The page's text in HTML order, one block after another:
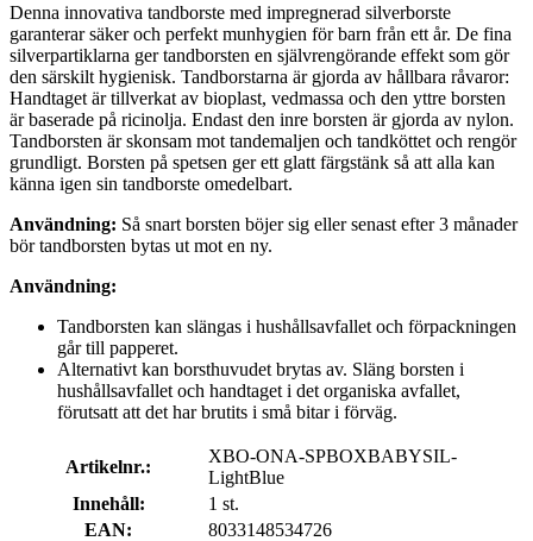
Denna innovativa tandborste med impregnerad silverborste
garanterar säker och perfekt munhygien för barn från ett år. De fina
silverpartiklarna ger tandborsten en självrengörande effekt som gör
den särskilt hygienisk. Tandborstarna är gjorda av hållbara råvaror:
Handtaget är tillverkat av bioplast, vedmassa och den yttre borsten
är baserade på ricinolja. Endast den inre borsten är gjorda av nylon.
Tandborsten är skonsam mot tandemaljen och tandköttet och rengör
grundligt. Borsten på spetsen ger ett glatt färgstänk så att alla kan
känna igen sin tandborste omedelbart.
Användning: Så snart borsten böjer sig eller senast efter 3 månader
bör tandborsten bytas ut mot en ny.
Användning:
Tandborsten kan slängas i hushållsavfallet och förpackningen
går till papperet.
Alternativt kan borsthuvudet brytas av. Släng borsten i
hushållsavfallet och handtaget i det organiska avfallet,
förutsatt att det har brutits i små bitar i förväg.
Artikelnr.:
XBO-ONA-SPBOXBABYSIL-
LightBlue
Innehåll:
1 st.
EAN:
8033148534726